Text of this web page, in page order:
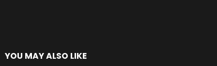
YOU MAY ALSO LIKE